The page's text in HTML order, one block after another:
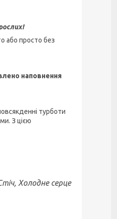
або просто без
наповнення
турботи
З цією
Холодне серце